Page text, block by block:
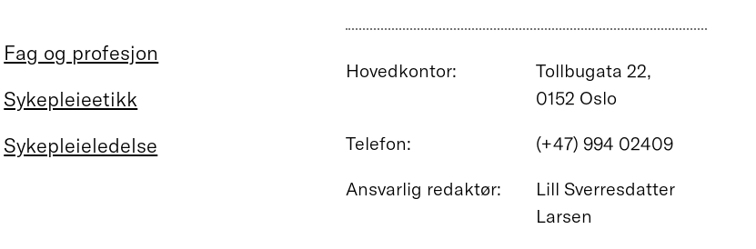
Fag og profesjon
Sykepleieetikk
Sykepleieledelse
Hovedkontor:
Tollbugata 22,
0152 Oslo
Telefon:
(+47) 994 02409
Ansvarlig redaktør:
Lill Sverresdatter
Larsen